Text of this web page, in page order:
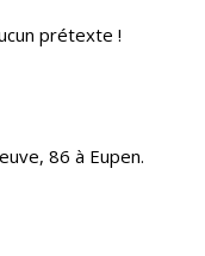
prétexte !
86 à Eupen.